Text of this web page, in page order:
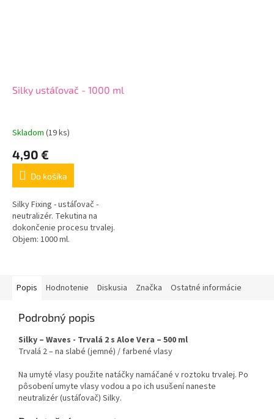
Silky ustáľovač - 1000 ml
Skladom (19 ks)
4,90 €
Do košíka
Silky Fixing - ustáľovač -
neutralizér. Tekutina na
dokončenie procesu trvalej.
Objem: 1000 ml.
Popis Hodnotenie Diskusia Značka Ostatné informácie
Podrobný popis
Silky – Waves - Trvalá 2 s Aloe Vera – 500 ml
Trvalá 2 – na slabé (jemné) / farbené vlasy
Na umyté vlasy použite natáčky namáčané v roztoku trvalej. Po
pôsobení umyte vlasy vodou a po ich usušení naneste
neutralizér (ustáľovač) Silky.